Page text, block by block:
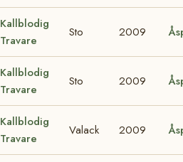
Kallblodig
Travare
Sto 2009
Kallblodig
Travare
Sto 2009
Kallblodig
Travare
Valack 2009